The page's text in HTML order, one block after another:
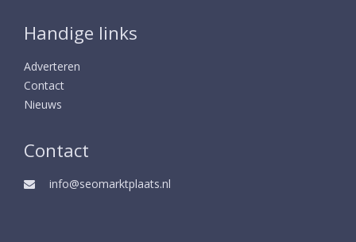
Handige links
Adverteren
Contact
Nieuws
Contact
info@seomarktplaats.nl